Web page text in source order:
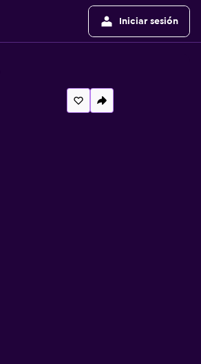
Iniciar sesión